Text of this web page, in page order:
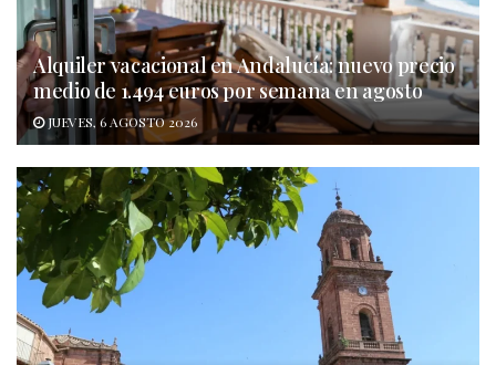
Alquiler vacacional en Andalucía: nuevo precio
medio de 1.494 euros por semana en agosto
JUEVES, 6 AGOSTO 2026